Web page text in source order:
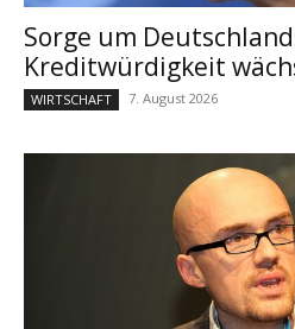
Sorge um
Kreditwürdigkeit
WIRTSCHAFT 7. August 2026